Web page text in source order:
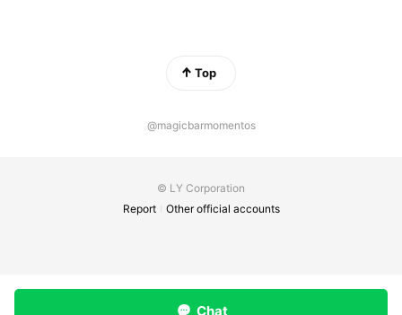
Top
@magicbarmomentos
© LY Corporation
Report
Other official accounts
Chat